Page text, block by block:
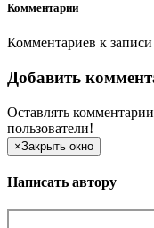
Комментарии
Комментариев к
Добавить
Оставлять
пользователи!
×Закрыть окно
Написать автору